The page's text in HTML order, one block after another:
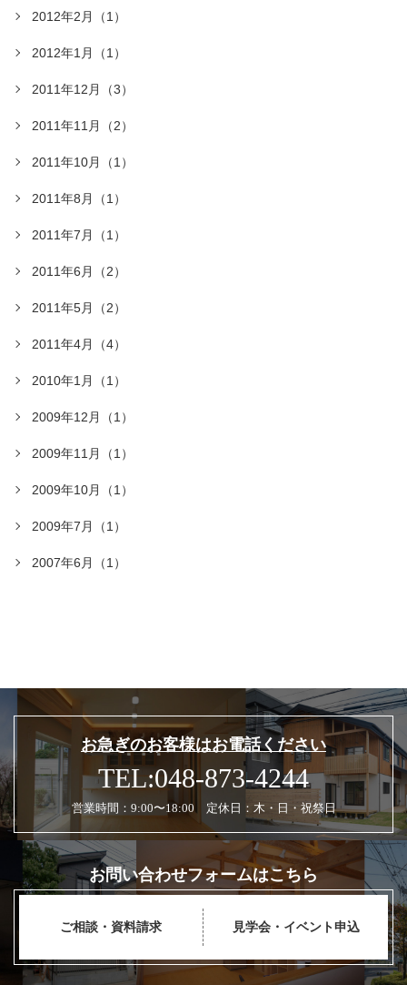
2012年2月（1）
2012年1月（1）
2011年12月（3）
2011年11月（2）
2011年10月（1）
2011年8月（1）
2011年7月（1）
2011年6月（2）
2011年5月（2）
2011年4月（4）
2010年1月（1）
2009年12月（1）
2009年11月（1）
2009年10月（1）
2009年7月（1）
2007年6月（1）
お急ぎのお客様はお電話ください
TEL:048-873-4244
営業時間：9:00〜18:00 定休日：木・日・祝祭日
お問い合わせフォームはこちら
ご相談・資料請求 見学会・イベント申込